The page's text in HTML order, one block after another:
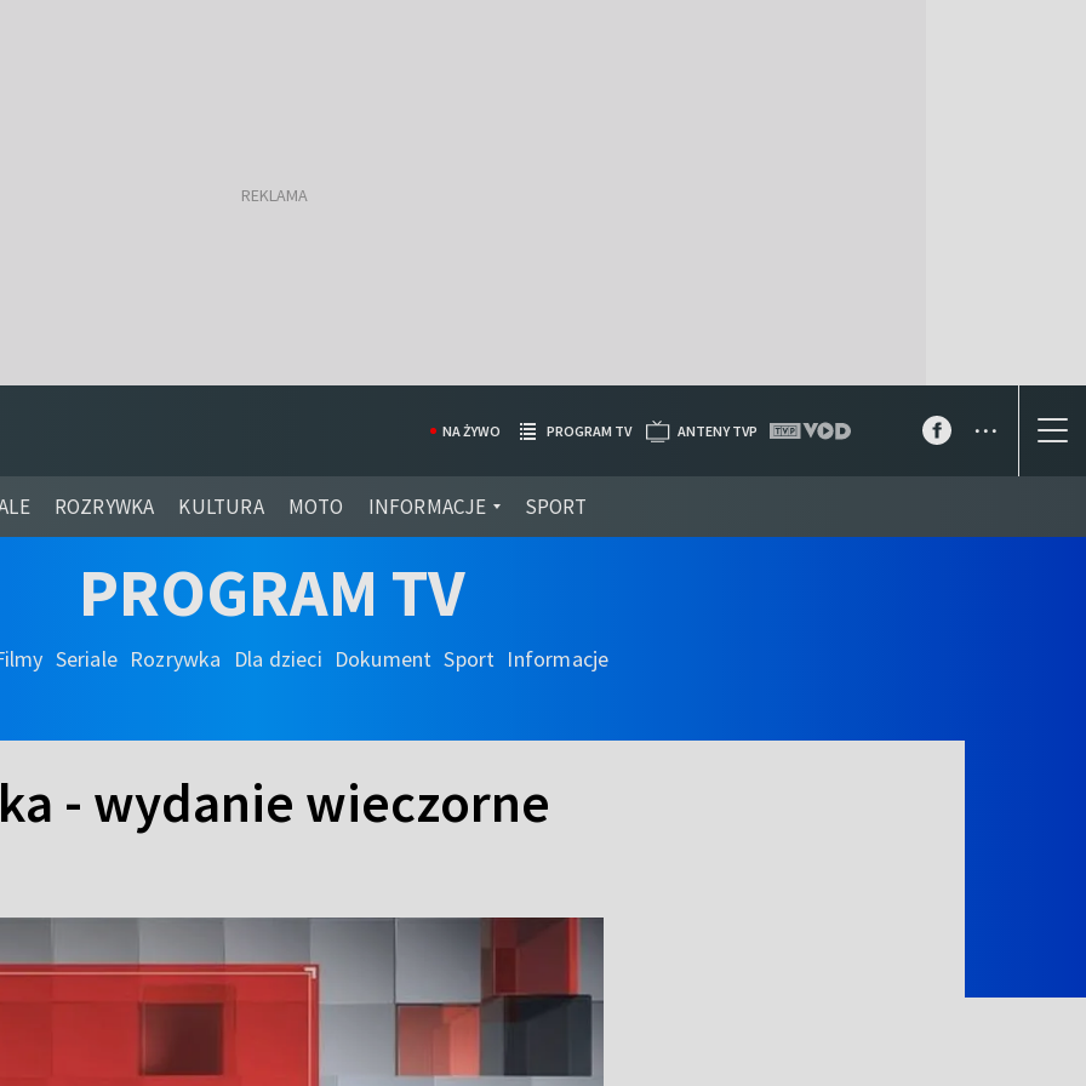
ROZRYWKA KULTURA MOTO INFORMACJE SPORT
NA ŻYWO PROGRAM TV ANTENY TVP ...
PROGRAM TV
Seriale Rozrywka Dla dzieci Dokument Sport Informacje
- wydanie wieczorne